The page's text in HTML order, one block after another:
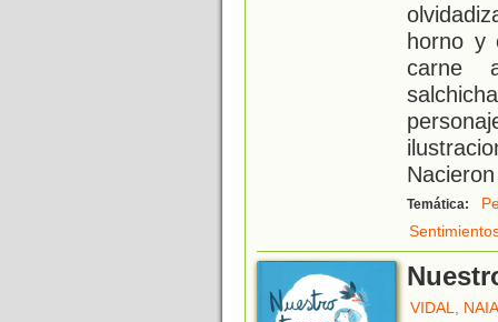
horno y
carne
Temática:
VIDAL,